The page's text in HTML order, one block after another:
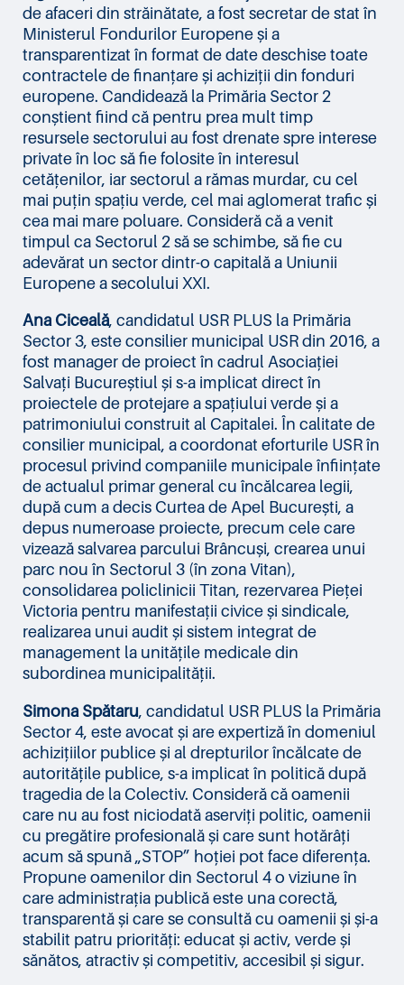
de afaceri din străinătate, a fost secretar de stat în
Ministerul Fondurilor Europene și a
transparentizat în format de date deschise toate
contractele de finanțare și achiziții din fonduri
europene. Candidează la Primăria Sector 2
conștient fiind că pentru prea mult timp
resursele sectorului au fost drenate spre interese
private în loc să fie folosite în interesul
cetățenilor, iar sectorul a rămas murdar, cu cel
mai puțin spațiu verde, cel mai aglomerat trafic și
cea mai mare poluare. Consideră că a venit
timpul ca Sectorul 2 să se schimbe, să fie cu
adevărat un sector dintr-o capitală a Uniunii
Europene a secolului XXI.
Ana Ciceală, candidatul USR PLUS la Primăria
Sector 3, este consilier municipal USR din 2016, a
fost manager de proiect în cadrul Asociației
Salvați Bucureștiul și s-a implicat direct în
proiectele de protejare a spațiului verde și a
patrimoniului construit al Capitalei. În calitate de
consilier municipal, a coordonat eforturile USR în
procesul privind companiile municipale înființate
de actualul primar general cu încălcarea legii,
după cum a decis Curtea de Apel București, a
depus numeroase proiecte, precum cele care
vizează salvarea parcului Brâncuși, crearea unui
parc nou în Sectorul 3 (în zona Vitan),
consolidarea policlinicii Titan, rezervarea Pieței
Victoria pentru manifestații civice și sindicale,
realizarea unui audit și sistem integrat de
management la unitățile medicale din
subordinea municipalității.
Simona Spătaru, candidatul USR PLUS la Primăria
Sector 4, este avocat și are expertiză în domeniul
achizițiilor publice și al drepturilor încălcate de
autoritățile publice, s-a implicat în politică după
tragedia de la Colectiv. Consideră că oamenii
care nu au fost niciodată aserviți politic, oamenii
cu pregătire profesională și care sunt hotărâți
acum să spună „STOP” hoției pot face diferența.
Propune oamenilor din Sectorul 4 o viziune în
care administrația publică este una corectă,
transparentă și care se consultă cu oamenii și și-a
stabilit patru priorități: educat și activ, verde și
sănătos, atractiv și competitiv, accesibil și sigur.